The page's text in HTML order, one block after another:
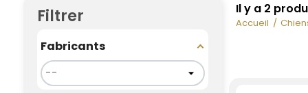
Filtrer
Fabricants
Il y a 2
Accueil